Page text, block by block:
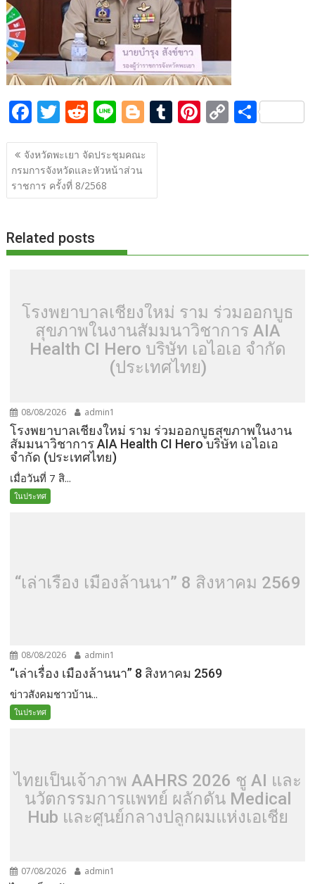
k
F
ac
e
b
o
k
T
w
itt
er
R
e
d
di
t
Li
n
e
Bl
o
g
er
T Pi C
k
S
แนะแนว
เรื่อง
จังหวัดพะเยา จัดประชุมคณะ
กรมการจังหวัดและหัวหน้าส่วน
ราชการ ครั้งที่ 8/2568
Related posts
โรงพยาบาลเชียงใหม่ ราม ร่วมออกบูธ
สุขภาพในงานสัมมนาวิชาการ AIA
Health CI Hero บริษัท เอไอเอ จำกัด
(ประเทศไทย)
08/08/2026 admin1
โรงพยาบาลเชียงใหม่ ราม ร่วมออกบูธสุขภาพในงาน
สัมมนาวิชาการ AIA Health CI Hero บริษัท เอไอเอ
จำกัด (ประเทศไทย)
เมื่อวันที่ 7 สิ...
ในประทศ
“เล่าเรื่อง เมืองล้านนา” 8 สิงหาคม 2569
08/08/2026 admin1
“เล่าเรื่อง เมืองล้านนา” 8 สิงหาคม 2569
ข่าวสังคมชาวบ้าน...
ในประทศ
ไทยเป็นเจ้าภาพ AAHRS 2026 ชู AI และ
นวัตกรรมการแพทย์ ผลักดัน Medical
Hub และศูนย์กลางปลูกผมแห่งเอเชีย
07/08/2026 admin1